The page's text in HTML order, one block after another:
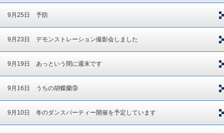
9月25日 予防
9月23日 デモンストレーション撮影会しました
9月19日 あっという間に週末です
9月16日 うちの胡蝶蘭⑨
9月10日 冬のダンスパーティー開催を予定しています